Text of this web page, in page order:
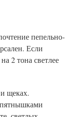
пепельно-
Если
2 тона светлее
щеках.